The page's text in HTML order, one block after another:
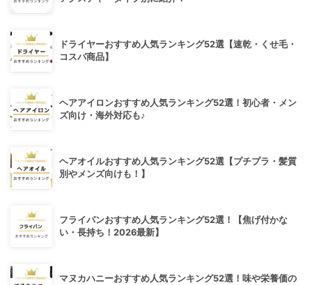
ドライヤーおすすめ人気ランキング52選【速乾・くせ毛・
コスパ商品】
ヘアアイロンおすすめ人気ランキング52選！初心者・メン
ズ向け・海外対応も♪
ヘアオイルおすすめ人気ランキング52選【プチプラ・髪質
別やメンズ向けも！】
フライパンおすすめ人気ランキング52選！【焦げ付かな
い・長持ち！2026最新】
マヌカハニーおすすめ人気ランキング52選！味や栄養価の